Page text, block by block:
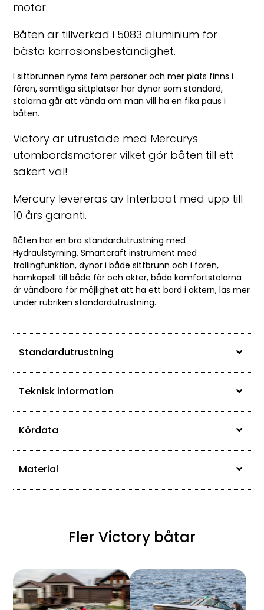
motor.
Båten är tillverkad i 5083 aluminium för
bästa korrosionsbeständighet.
I sittbrunnen ryms fem personer och mer plats finns i
fören, samtliga sittplatser har dynor som standard,
stolarna går att vända om man vill ha en fika paus i
båten.
Victory är utrustade med Mercurys
utombordsmotorer vilket gör båten till ett
säkert val!
Mercury levereras av Interboat med upp till
10 års garanti.
Båten har en bra standardutrustning med
Hydraulstyrning, Smartcraft instrument med
trollingfunktion, dynor i både sittbrunn och i fören,
hamkapell till både för och akter,båda komfortstolarna
är vändbara för möjlighet att ha ett bord i aktern, läs mer
under rubriken standardutrustning.
Standardutrustning
Teknisk information
Kördata
Material
Fler Victory båtar